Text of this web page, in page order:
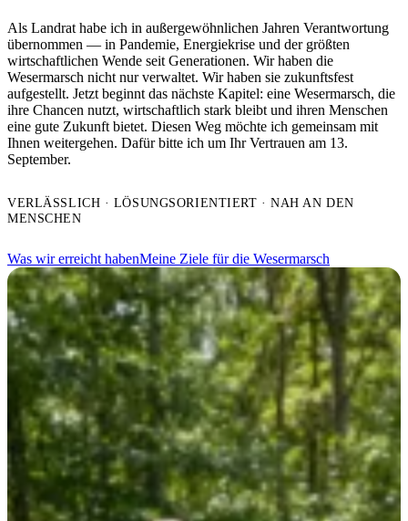
Als Landrat habe ich in außergewöhnlichen Jahren Verantwortung
übernommen — in Pandemie, Energiekrise und der größten
wirtschaftlichen Wende seit Generationen. Wir haben die
Wesermarsch nicht nur verwaltet. Wir haben sie zukunftsfest
aufgestellt. Jetzt beginnt das nächste Kapitel: eine Wesermarsch, die
ihre Chancen nutzt, wirtschaftlich stark bleibt und ihren Menschen
eine gute Zukunft bietet. Diesen Weg möchte ich gemeinsam mit
Ihnen weitergehen. Dafür bitte ich um Ihr Vertrauen am 13.
September.
VERLÄSSLICH · LÖSUNGSORIENTIERT · NAH AN DEN
MENSCHEN
Was wir erreicht habenMeine Ziele für die Wesermarsch